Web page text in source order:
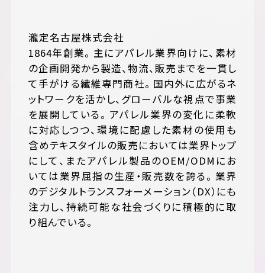
瀧定名古屋株式会社
1864年創業。主にアパレル業界向けに、素材
の企画開発から製造、物流、販売までを一貫し
て手がける繊維専門商社。国内外に広がるネ
ットワークを活かし、グローバルな視点で事業
を展開している。アパレル業界の変化に柔軟
に対応しつつ、環境に配慮した素材の使用も
含めテキスタイルの販売においては業界トップ
にして、またアパレル製品のOEM/ODMにお
いては業界屈指の生産・販売数を誇る。業界
のデジタルトランスフォーメーション（DX）にも
注力し、持続可能な社会づくりに積極的に取
り組んでいる。